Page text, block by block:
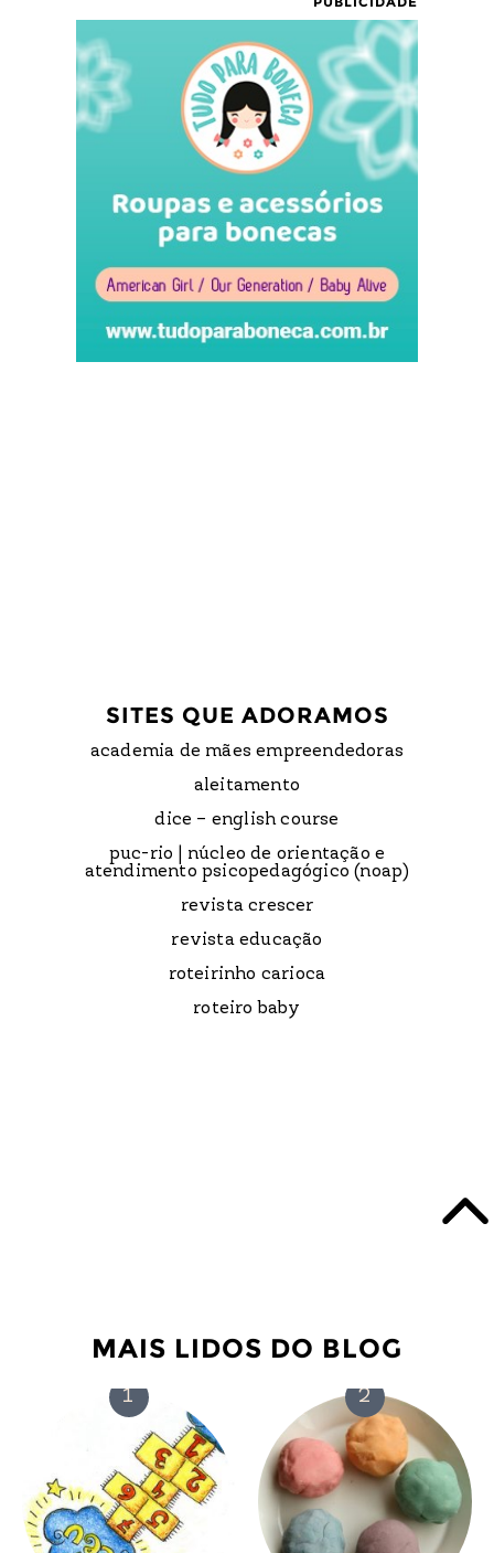
SITES QUE ADORAMOS
academia de mães empreendedoras
aleitamento
dice – english course
puc-rio | núcleo de orientação e
atendimento psicopedagógico (noap)
revista crescer
revista educação
roteirinho carioca
roteiro baby
MAIS LIDOS DO BLOG